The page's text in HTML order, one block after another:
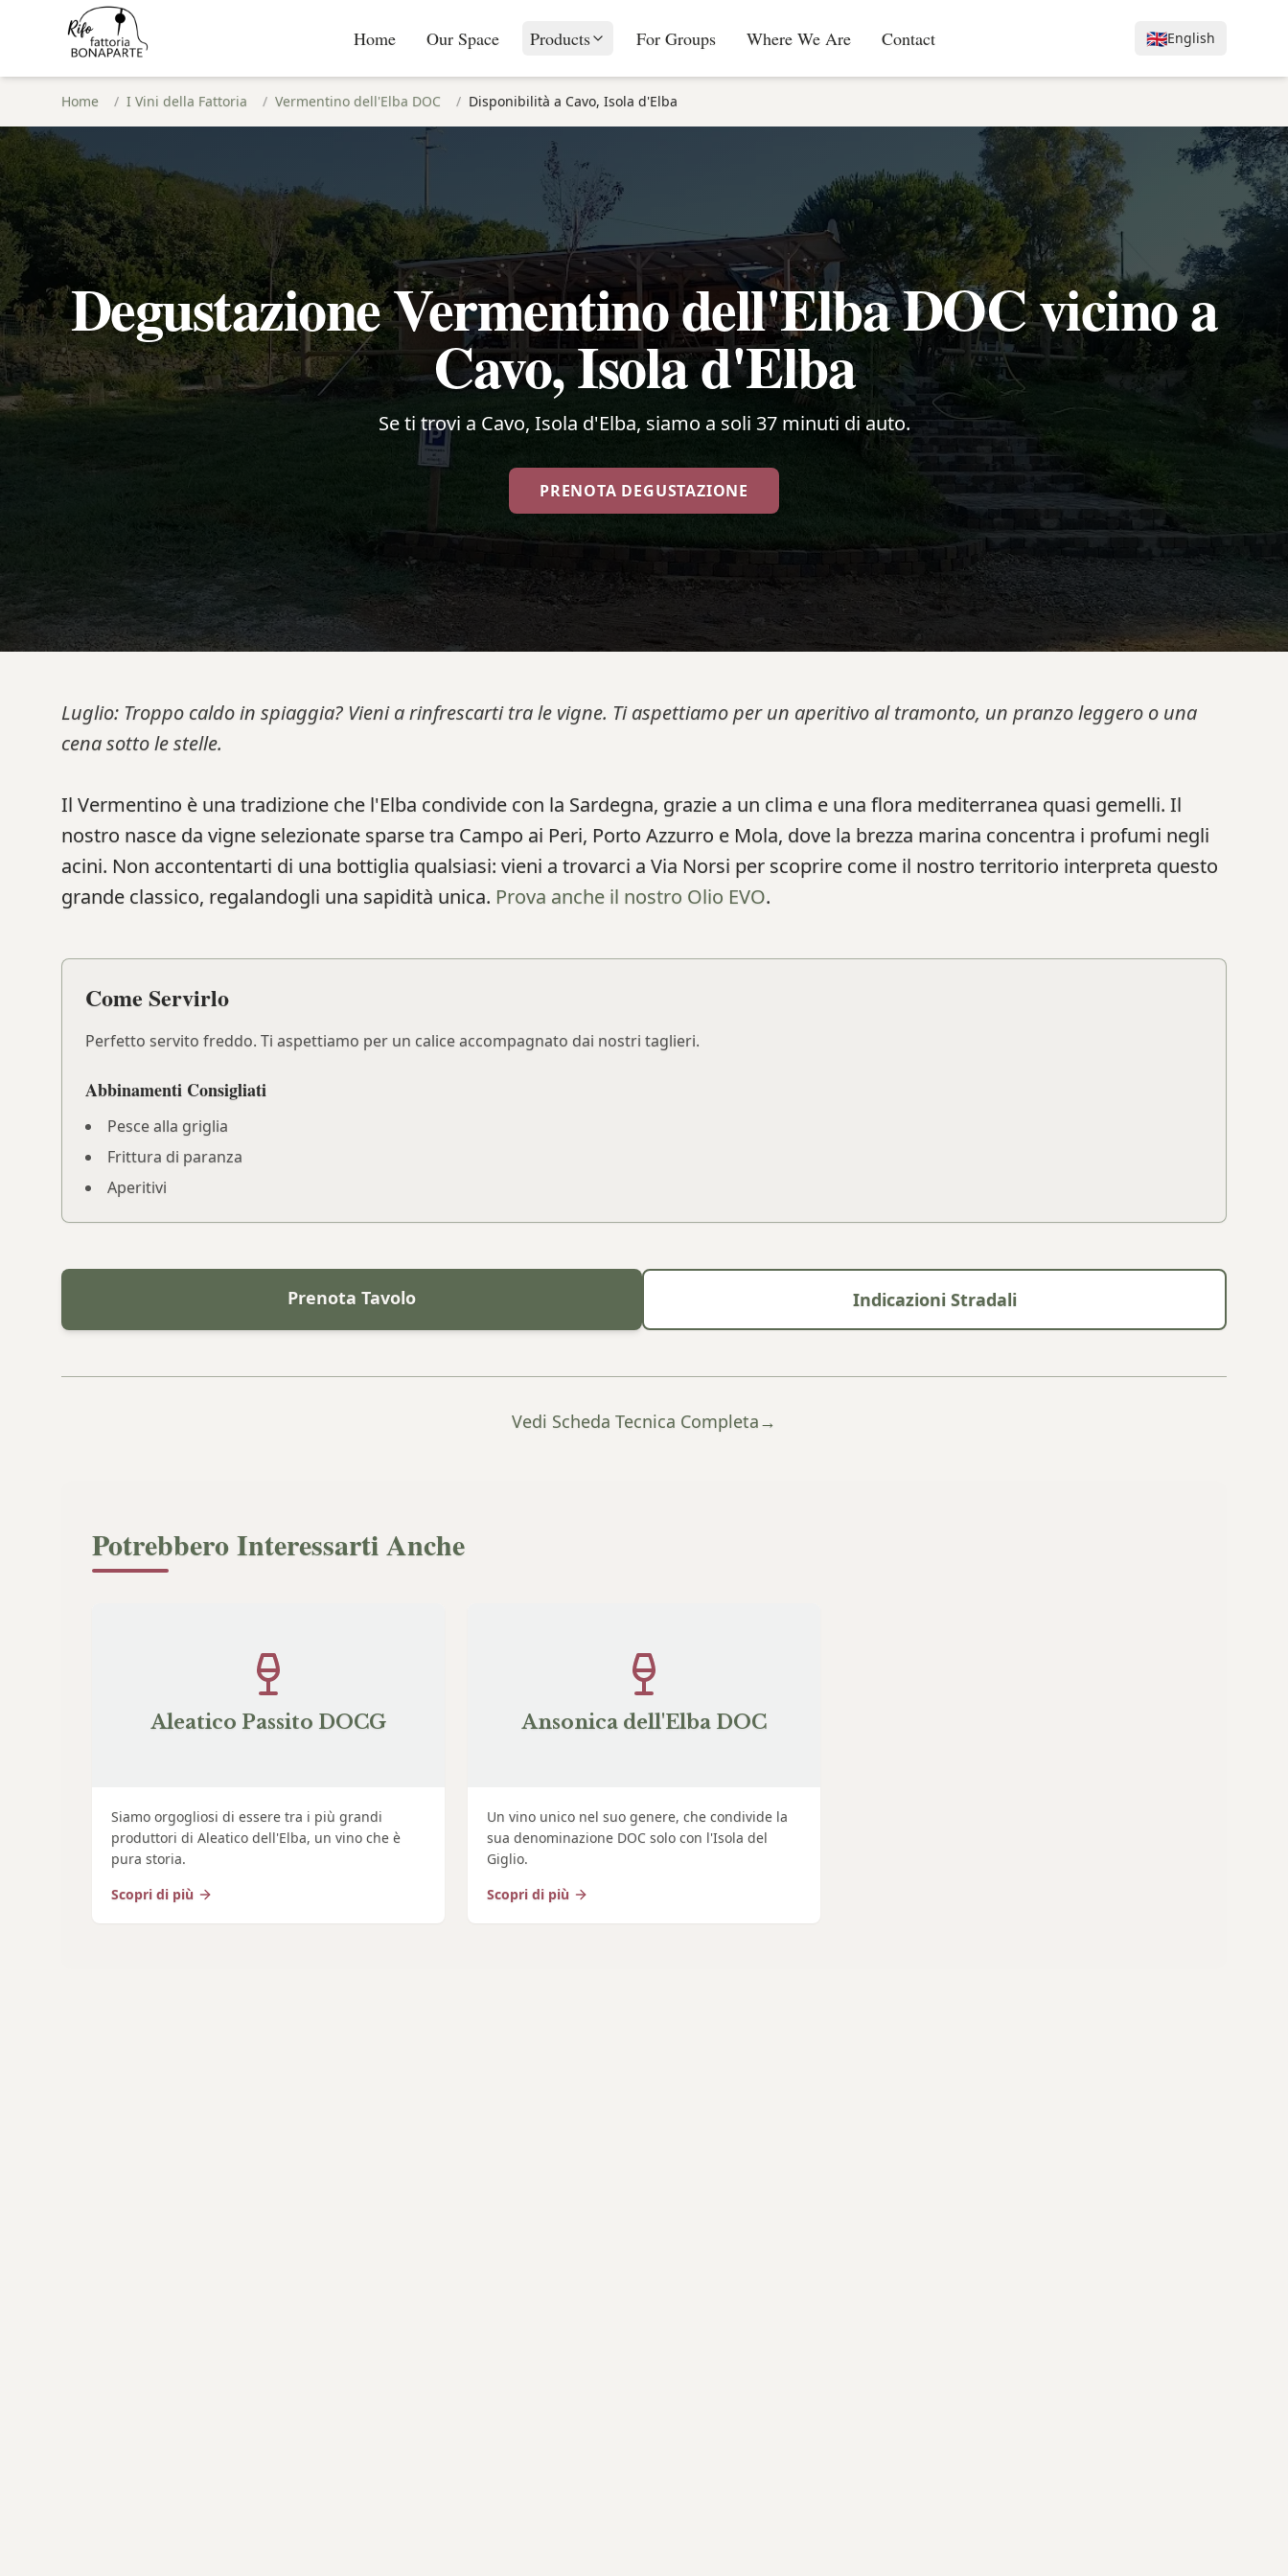
Home Our Space Products For Groups Where We Are Contact 🇬🇧English
Home / I Vini della Fattoria / Vermentino dell'Elba DOC / Disponibilità a Cavo, Isola d'Elba
Degustazione Vermentino dell'Elba DOC vicino a
Cavo, Isola d'Elba
Se ti trovi a Cavo, Isola d'Elba, siamo a soli 37 minuti di auto.
PRENOTA DEGUSTAZIONE
Luglio: Troppo caldo in spiaggia? Vieni a rinfrescarti tra le vigne. Ti aspettiamo per un aperitivo al tramonto, un pranzo leggero o una
cena sotto le stelle.
Il Vermentino è una tradizione che l'Elba condivide con la Sardegna, grazie a un clima e una flora mediterranea quasi gemelli. Il
nostro nasce da vigne selezionate sparse tra Campo ai Peri, Porto Azzurro e Mola, dove la brezza marina concentra i profumi negli
acini. Non accontentarti di una bottiglia qualsiasi: vieni a trovarci a Via Norsi per scoprire come il nostro territorio interpreta questo
grande classico, regalandogli una sapidità unica. Prova anche il nostro Olio EVO.
Come Servirlo
Perfetto servito freddo. Ti aspettiamo per un calice accompagnato dai nostri taglieri.
Abbinamenti Consigliati
Pesce alla griglia
Frittura di paranza
Aperitivi
Prenota Tavolo Indicazioni Stradali
Vedi Scheda Tecnica Completa→
Potrebbero Interessarti Anche
Aleatico Passito DOCG
Siamo orgogliosi di essere tra i più grandi
produttori di Aleatico dell'Elba, un vino che è
pura storia.
Scopri di più
Ansonica dell'Elba DOC
Un vino unico nel suo genere, che condivide la
sua denominazione DOC solo con l'Isola del
Giglio.
Scopri di più